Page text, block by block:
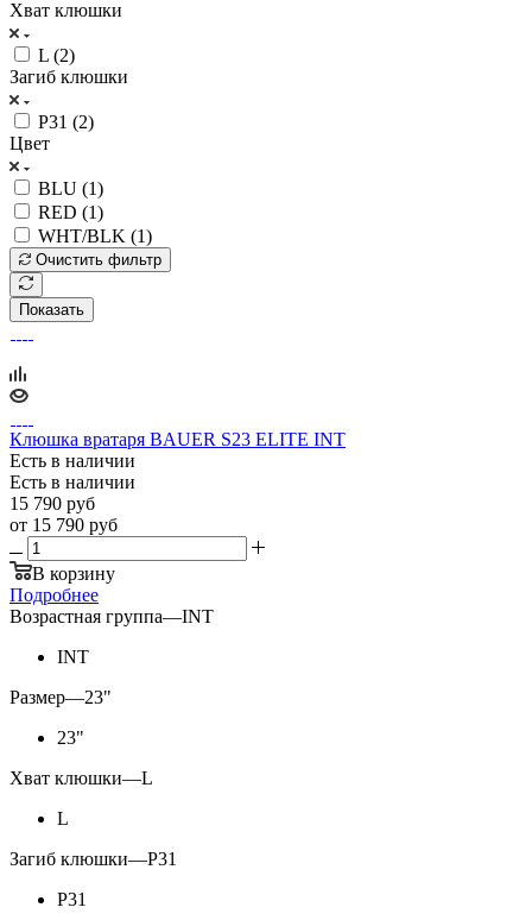
Хват клюшки
L (2)
Загиб клюшки
P31 (2)
Цвет
BLU (1)
RED (1)
WHT/BLK (1)
Очистить фильтр
Показать
Клюшка вратаря BAUER S23 ELITE INT
Есть в наличии
Есть в наличии
15 790 руб
от 15 790 руб
В корзину
Подробнее
Возрастная группа—INT
INT
Размер—23"
23"
Хват клюшки—L
L
Загиб клюшки—P31
P31